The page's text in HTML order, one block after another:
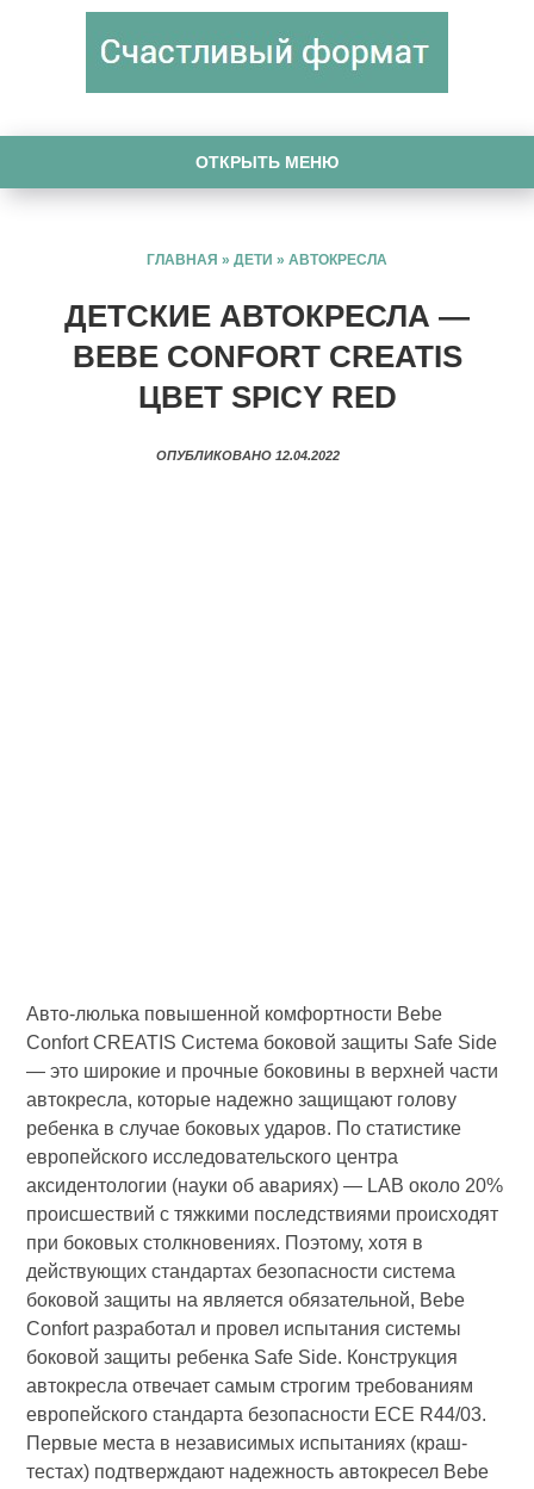
ОТКРЫТЬ МЕНЮ
ГЛАВНАЯ » ДЕТИ » АВТОКРЕСЛА
ДЕТСКИЕ АВТОКРЕСЛА —
BEBE CONFORT CREATIS
ЦВЕТ SPICY RED
ОПУБЛИКОВАНО 12.04.2022
Авто-люлька повышенной комфортности Bebe
Confort CREATIS Система боковой защиты Safe Side
— это широкие и прочные боковины в верхней части
автокресла, которые надежно защищают голову
ребенка в случае боковых ударов. По статистике
европейского исследовательского центра
аксидентологии (науки об авариях) — LAB около 20%
проиcшествий с тяжкими последствиями происходят
при боковых столкновениях. Поэтому, хотя в
действующих стандартах безопасности система
боковой защиты на является обязательной, Bebe
Confort разработал и провел испытания системы
боковой защиты ребенка Safe Side. Конструкция
автокресла отвечает самым строгим требованиям
европейского стандарта безопасности ECE R44/03.
Первые места в независимых испытаниях (краш-
тестах) подтверждают надежность автокресел Bebe